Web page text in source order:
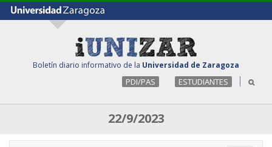
Boletín diario informativo de la Universidad de Zaragoza
PDI/PAS ESTUDIANTES
22/9/2023